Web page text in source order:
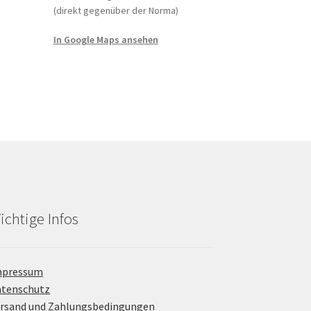
(direkt gegenüber der Norma)
In Google Maps ansehen
Infos
und Zahlungsbedingungen